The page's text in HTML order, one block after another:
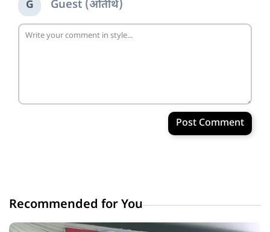
G Guest (अतिथि)
Post Comment
Recommended for You